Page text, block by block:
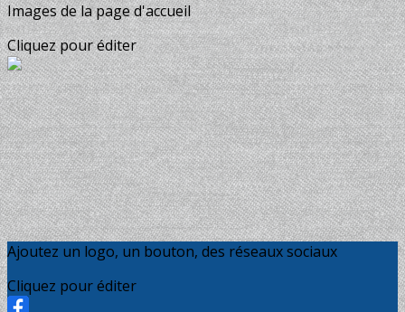
Images de la page d'accueil
Cliquez pour éditer
Ajoutez un logo, un bouton, des réseaux sociaux
Cliquez pour éditer